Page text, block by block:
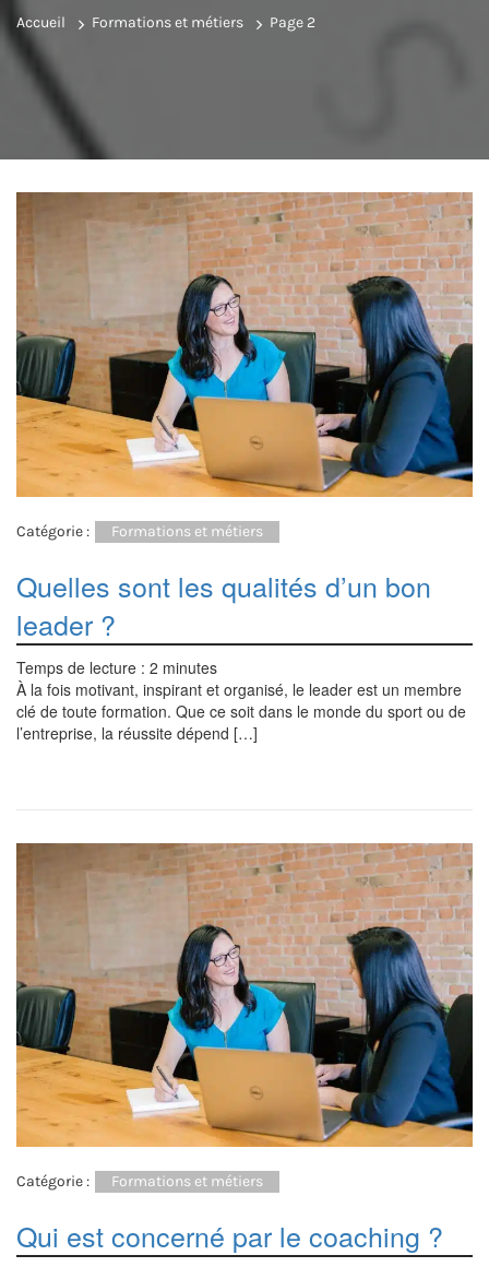
Accueil Formations et métiers Page 2
Catégorie : Formations et métiers
Quelles sont les qualités d’un bon
leader ?
Temps de lecture : 2 minutes
À la fois motivant, inspirant et organisé, le leader est un membre
clé de toute formation. Que ce soit dans le monde du sport ou de
l’entreprise, la réussite dépend […]
Catégorie : Formations et métiers
Qui est concerné par le coaching ?